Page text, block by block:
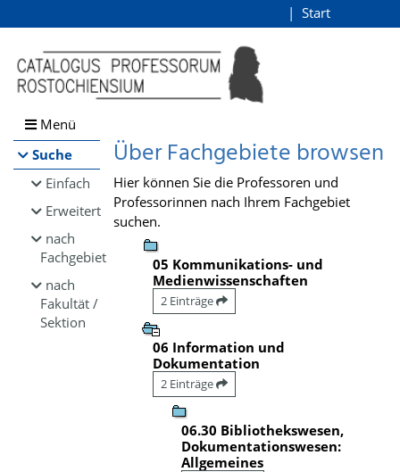
Browsen
direkt zum Inhalt
Start
Menü
Suche
Einfach
Erweitert
nach
Fachgebiet
nach
Fakultät /
Sektion
Über Fachgebiete browsen
Hier können Sie die Professoren und
Professorinnen nach Ihrem Fachgebiet
suchen.
05 Kommunikations- und
Medienwissenschaften
2 Einträge
06 Information und
Dokumentation
2 Einträge
06.30 Bibliothekswesen,
Dokumentationswesen:
Allgemeines